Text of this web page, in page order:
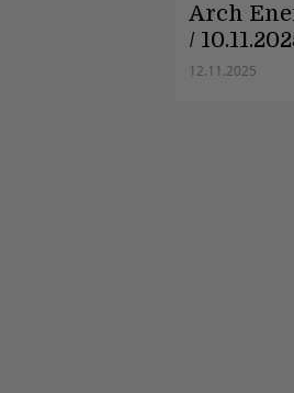
Arch
/
12.11.2025